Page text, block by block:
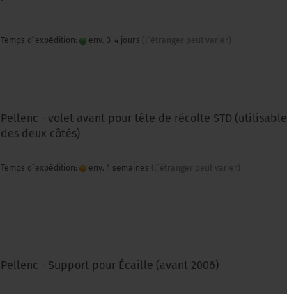
Temps d`expédition: env. 3-4 jours (l`étranger peut varier)
Pellenc - volet avant pour tête de récolte STD (utilisable
des deux côtés)
Temps d`expédition: env. 1 semaines (l`étranger peut varier)
Pellenc - Support pour Écaille (avant 2006)